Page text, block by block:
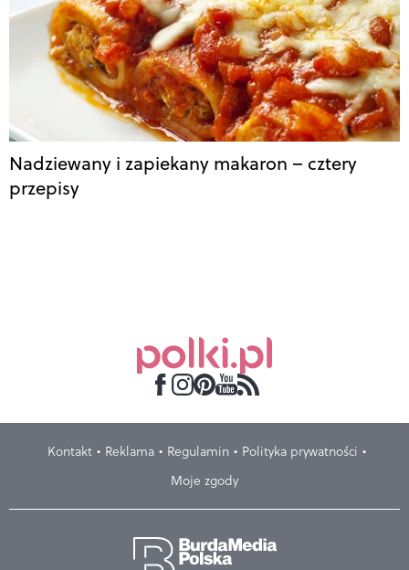
Nadziewany i zapiekany makaron – cztery
przepisy
Kontakt Reklama Regulamin
Polityka prywatności
Moje zgody